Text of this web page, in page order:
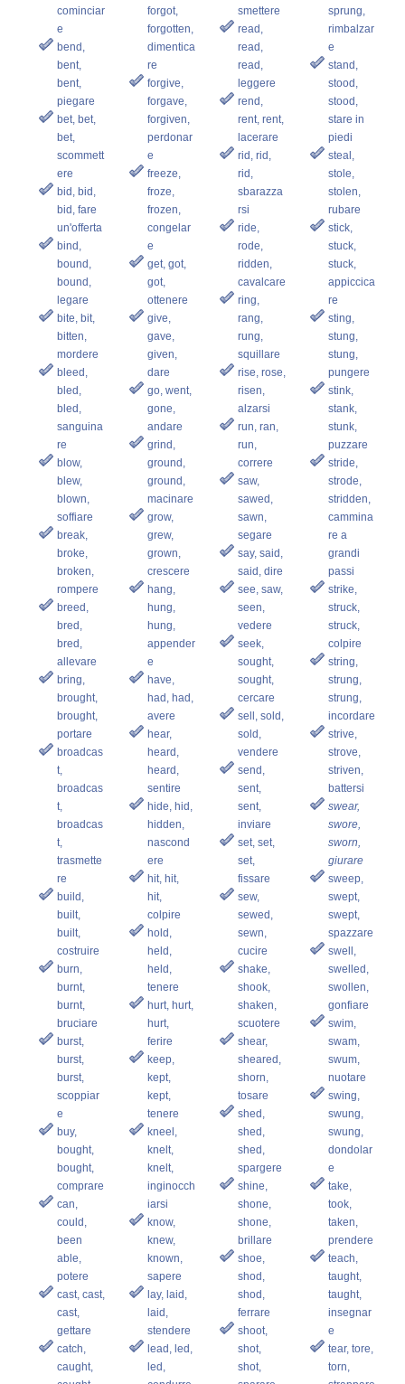
cominciar
e
bend,
bent,
bent,
piegare
bet, bet,
bet,
scommett
ere
bid, bid,
bid, fare
un'offerta
bind,
bound,
bound,
legare
bite, bit,
bitten,
mordere
bleed,
bled,
bled,
sanguina
re
blow,
blew,
blown,
soffiare
break,
broke,
broken,
rompere
breed,
bred,
bred,
allevare
bring,
brought,
brought,
portare
broadcas
t,
broadcas
t,
broadcas
t,
trasmette
re
build,
built,
built,
costruire
burn,
burnt,
burnt,
bruciare
burst,
burst,
burst,
scoppiar
e
buy,
bought,
bought,
comprare
can,
could,
been
able,
potere
cast, cast,
cast,
gettare
catch,
caught,
forgot,
forgotten,
dimentica
re
forgive,
forgave,
forgiven,
perdonar
e
freeze,
froze,
frozen,
congelar
e
get, got,
got,
ottenere
give,
gave,
given,
dare
go, went,
gone,
andare
grind,
ground,
ground,
macinare
grow,
grew,
grown,
crescere
hang,
hung,
hung,
appender
e
have,
had, had,
avere
hear,
heard,
heard,
sentire
hide, hid,
hidden,
nascond
ere
hit, hit,
hit,
colpire
hold,
held,
held,
tenere
hurt, hurt,
hurt,
ferire
keep,
kept,
kept,
tenere
kneel,
knelt,
knelt,
inginocch
iarsi
know,
knew,
known,
sapere
lay, laid,
laid,
stendere
lead, led,
led,
smettere
read,
read,
read,
leggere
rend,
rent, rent,
lacerare
rid, rid,
rid,
sbarazza
rsi
ride,
rode,
ridden,
cavalcare
ring,
rang,
rung,
squillare
rise, rose,
risen,
alzarsi
run, ran,
run,
correre
saw,
sawed,
sawn,
segare
say, said,
said, dire
see, saw,
seen,
vedere
seek,
sought,
sought,
cercare
sell, sold,
sold,
vendere
send,
sent,
sent,
inviare
set, set,
set,
fissare
sew,
sewed,
sewn,
cucire
shake,
shook,
shaken,
scuotere
shear,
sheared,
shorn,
tosare
shed,
shed,
shed,
spargere
shine,
shone,
shone,
brillare
shoe,
shod,
shod,
ferrare
shoot,
shot,
shot,
sprung,
rimbalzar
e
stand,
stood,
stood,
stare in
piedi
steal,
stole,
stolen,
rubare
stick,
stuck,
stuck,
appiccica
re
sting,
stung,
stung,
pungere
stink,
stank,
stunk,
puzzare
stride,
strode,
stridden,
cammina
re a
grandi
passi
strike,
struck,
struck,
colpire
string,
strung,
strung,
incordare
strive,
strove,
striven,
battersi
swear,
swore,
sworn,
giurare
sweep,
swept,
swept,
spazzare
swell,
swelled,
swollen,
gonfiare
swim,
swam,
swum,
nuotare
swing,
swung,
swung,
dondolar
e
take,
took,
taken,
prendere
teach,
taught,
taught,
insegnar
e
tear, tore,
torn,